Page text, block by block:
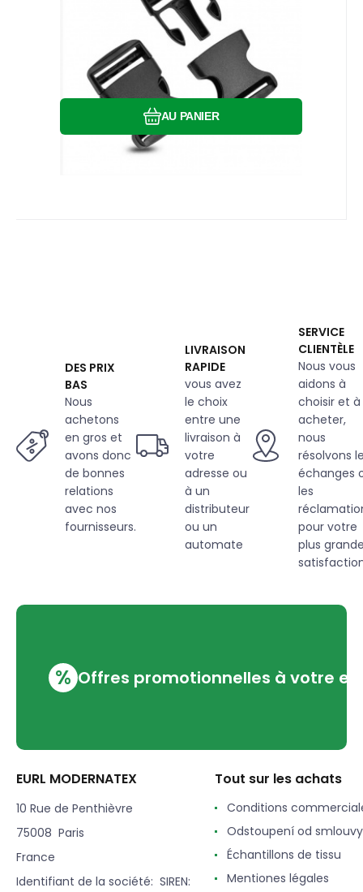
AU PANIER
Préféré
Comparer
DES PRIX
BAS
Nous
achetons
en gros et
avons donc
de bonnes
relations
avec nos
fournisseurs.
LIVRAISON
RAPIDE
vous avez
le choix
entre une
livraison à
votre
adresse ou
à un
distributeur
ou un
automate
SERVICE
CLIENTÈLE
Nous vous
aidons à
choisir et à
acheter,
nous
résolvons
échanges
les
pour votre
plus
% Offres promotionnelles à votre
EURL MODERNATEX
10 Rue de Penthièvre
75008 Paris
France
Identifiant de la société: SIREN:
Tout sur les achats
Conditions
Odstoupení od smlouvy
Échantillons de tissu
Mentiones légales